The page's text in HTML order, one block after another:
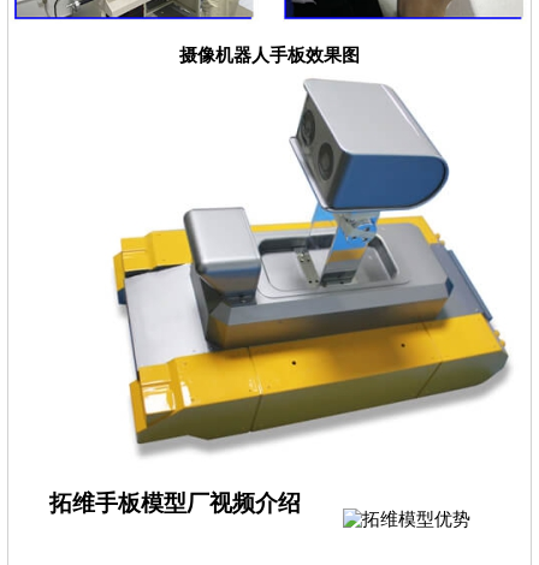
摄像机器人手板效果图
拓维手板模型厂视频介绍